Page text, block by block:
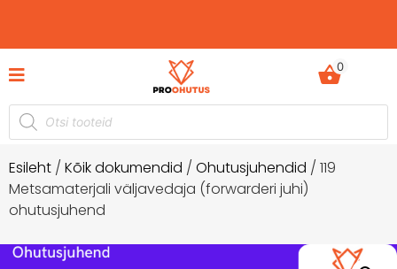
-60% Ohutusjuhendid hetkel -50%
0
Esileht / Kõik dokumendid / Ohutusjuhendid / 119
Metsamaterjali väljavedaja (forwarderi juhi)
ohutusjuhend